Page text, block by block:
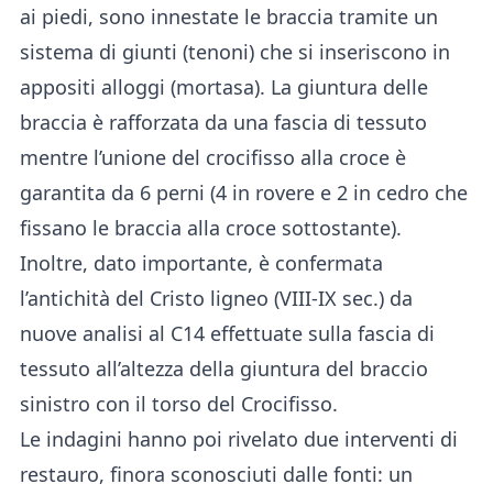
ai piedi, sono innestate le braccia tramite un
sistema di giunti (tenoni) che si inseriscono in
appositi alloggi (mortasa). La giuntura delle
braccia è rafforzata da una fascia di tessuto
mentre l’unione del crocifisso alla croce è
garantita da 6 perni (4 in rovere e 2 in cedro che
fissano le braccia alla croce sottostante).
Inoltre, dato importante, è confermata
l’antichità del Cristo ligneo (VIII-IX sec.) da
nuove analisi al C14 effettuate sulla fascia di
tessuto all’altezza della giuntura del braccio
sinistro con il torso del Crocifisso.
Le indagini hanno poi rivelato due interventi di
restauro, finora sconosciuti dalle fonti: un